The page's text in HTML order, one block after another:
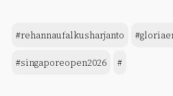
#rehannaufalkusharjanto
#singaporeopen2026 #